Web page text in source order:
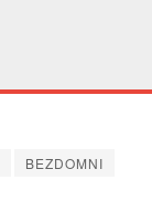
BEZDOMNI